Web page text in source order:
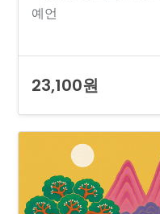
예언
23,100원